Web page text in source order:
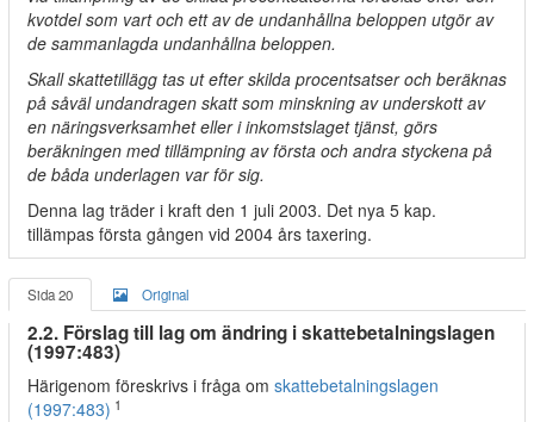
kvotdel som vart och ett av de undanhållna beloppen utgör av
de sammanlagda undanhållna beloppen.
Skall skattetillägg tas ut efter skilda procentsatser och beräknas
på såväl undandragen skatt som minskning av underskott av
en näringsverksamhet eller i inkomstslaget tjänst, görs
beräkningen med tillämpning av första och andra styckena på
de båda underlagen var för sig.
Denna lag träder i kraft den 1 juli 2003. Det nya 5 kap.
tillämpas första gången vid 2004 års taxering.
Sida 20 Original
2.2. Förslag till lag om ändring i skattebetalningslagen
(1997:483)
Härigenom föreskrivs i fråga om skattebetalningslagen
(1997:483) 1